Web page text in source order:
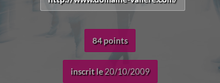
84 points
inscrit le20/10/2009